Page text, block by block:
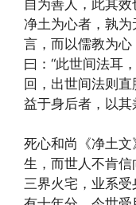
自为善人，此其
净土为心者，孰为
言，而以儒教为
曰：“此世间法耳
回，出世间法则
益于身后者，以其
死心和尚《净土
生，而世人不肯
三界火宅，业系